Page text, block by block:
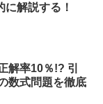
解説する！
解率10％!? 引
数式問題を徹底